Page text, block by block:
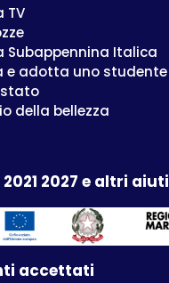
TV
Subappennina Italica
e adotta uno studente
della bellezza
2021 2027 e altri aiuti
accettati